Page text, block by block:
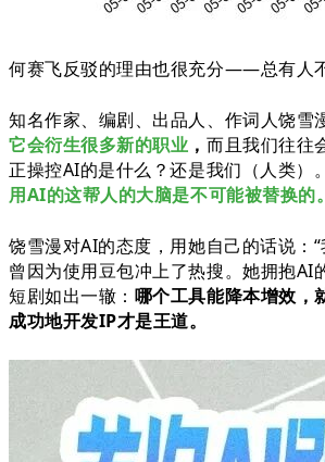
何赛飞反驳的理由也很充分——总有人
知名作家、编剧、出品人、作词人饶雪
它会衍生很多新的职业 ， 而且我们往往
正操控AI的是什么？还是我们（人类）
用AI的这帮人的大脑是不可能被替换的
饶雪漫对AI的态度，用她自己的话说：
曾因为使用豆包冲上了热搜。她拥抱AI
短剧如出一辙： 哪个工具能降本增效，
成功地开发IP才是王道。